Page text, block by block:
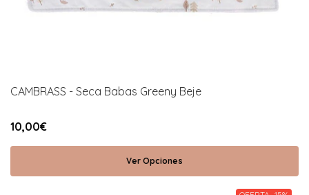
CAMBRASS - Seca Babas Greeny Beje
10,00€
Ver Opciones